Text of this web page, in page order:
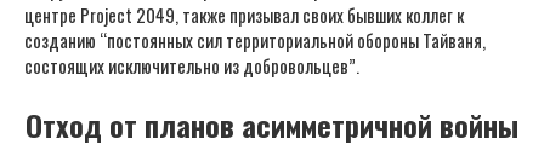
центре Project 2049, также призывал своих бывших коллег к
созданию “постоянных сил территориальной обороны Тайваня,
состоящих исключительно из добровольцев”.
Отход от планов асимметричной войны